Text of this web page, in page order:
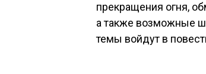
прекращения огня,
а также возможные
темы войдут в